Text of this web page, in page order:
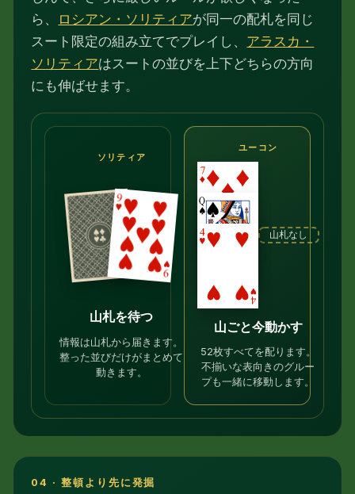
ら、
ロシアン・ソリティアが同一の配札を同じ
スート限定の組み立てでプレイし、 アラスカ・
ソリティアはスートの並びを上下どちらの方向
にも伸ばせます。
ソリティア
山札を待つ
情報は山札から届きます。
整った並びだけがまとめて
動きます。
ユーコン
山札なし
山ごと今動かす
52枚すべてを配ります。
不揃いな表向きのグルー
プも一緒に移動します。
04 · 整頓より先に発掘